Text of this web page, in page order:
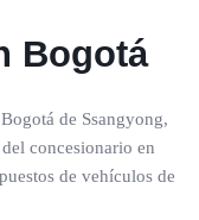
Bogotá
de Ssangyong,
concesionario en
de vehículos de